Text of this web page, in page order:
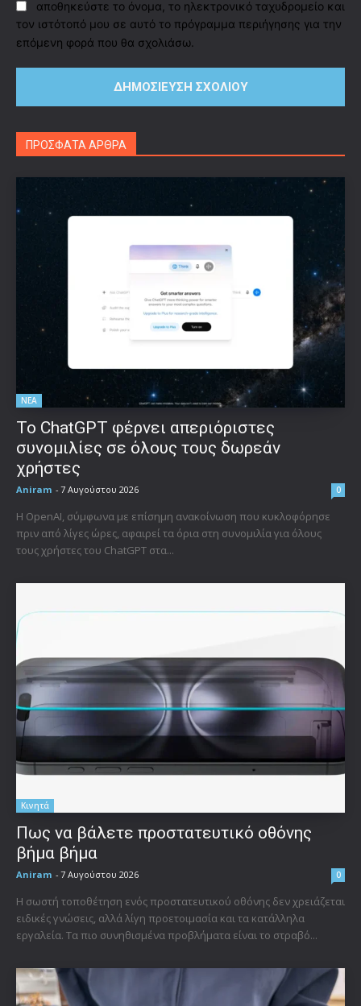
αποθηκεύστε το όνομα, το ηλεκτρονικό ταχυδρομείο και
τον ιστότοπό μου σε αυτό το πρόγραμμα περιήγησης για την
επόμενη φορά που θα σχολιάσω.
ΠΡΟΣΦΑΤΑ ΑΡΘΡΑ
ΝΕΑ
Το ChatGPT φέρνει απεριόριστες
συνομιλίες σε όλους τους δωρεάν
χρήστες
Aniram - 7 Αυγούστου 2026 0
Η OpenAI, σύμφωνα με επίσημη ανακοίνωση που κυκλοφόρησε
πριν από λίγες ώρες, αφαιρεί τα όρια στη συνομιλία για όλους
τους χρήστες του ChatGPT στα...
Κινητά
Πως να βάλετε προστατευτικό οθόνης
βήμα βήμα
Aniram - 7 Αυγούστου 2026 0
Η σωστή τοποθέτηση ενός προστατευτικού οθόνης δεν χρειάζεται
ειδικές γνώσεις, αλλά λίγη προετοιμασία και τα κατάλληλα
εργαλεία. Τα πιο συνηθισμένα προβλήματα είναι το στραβό...